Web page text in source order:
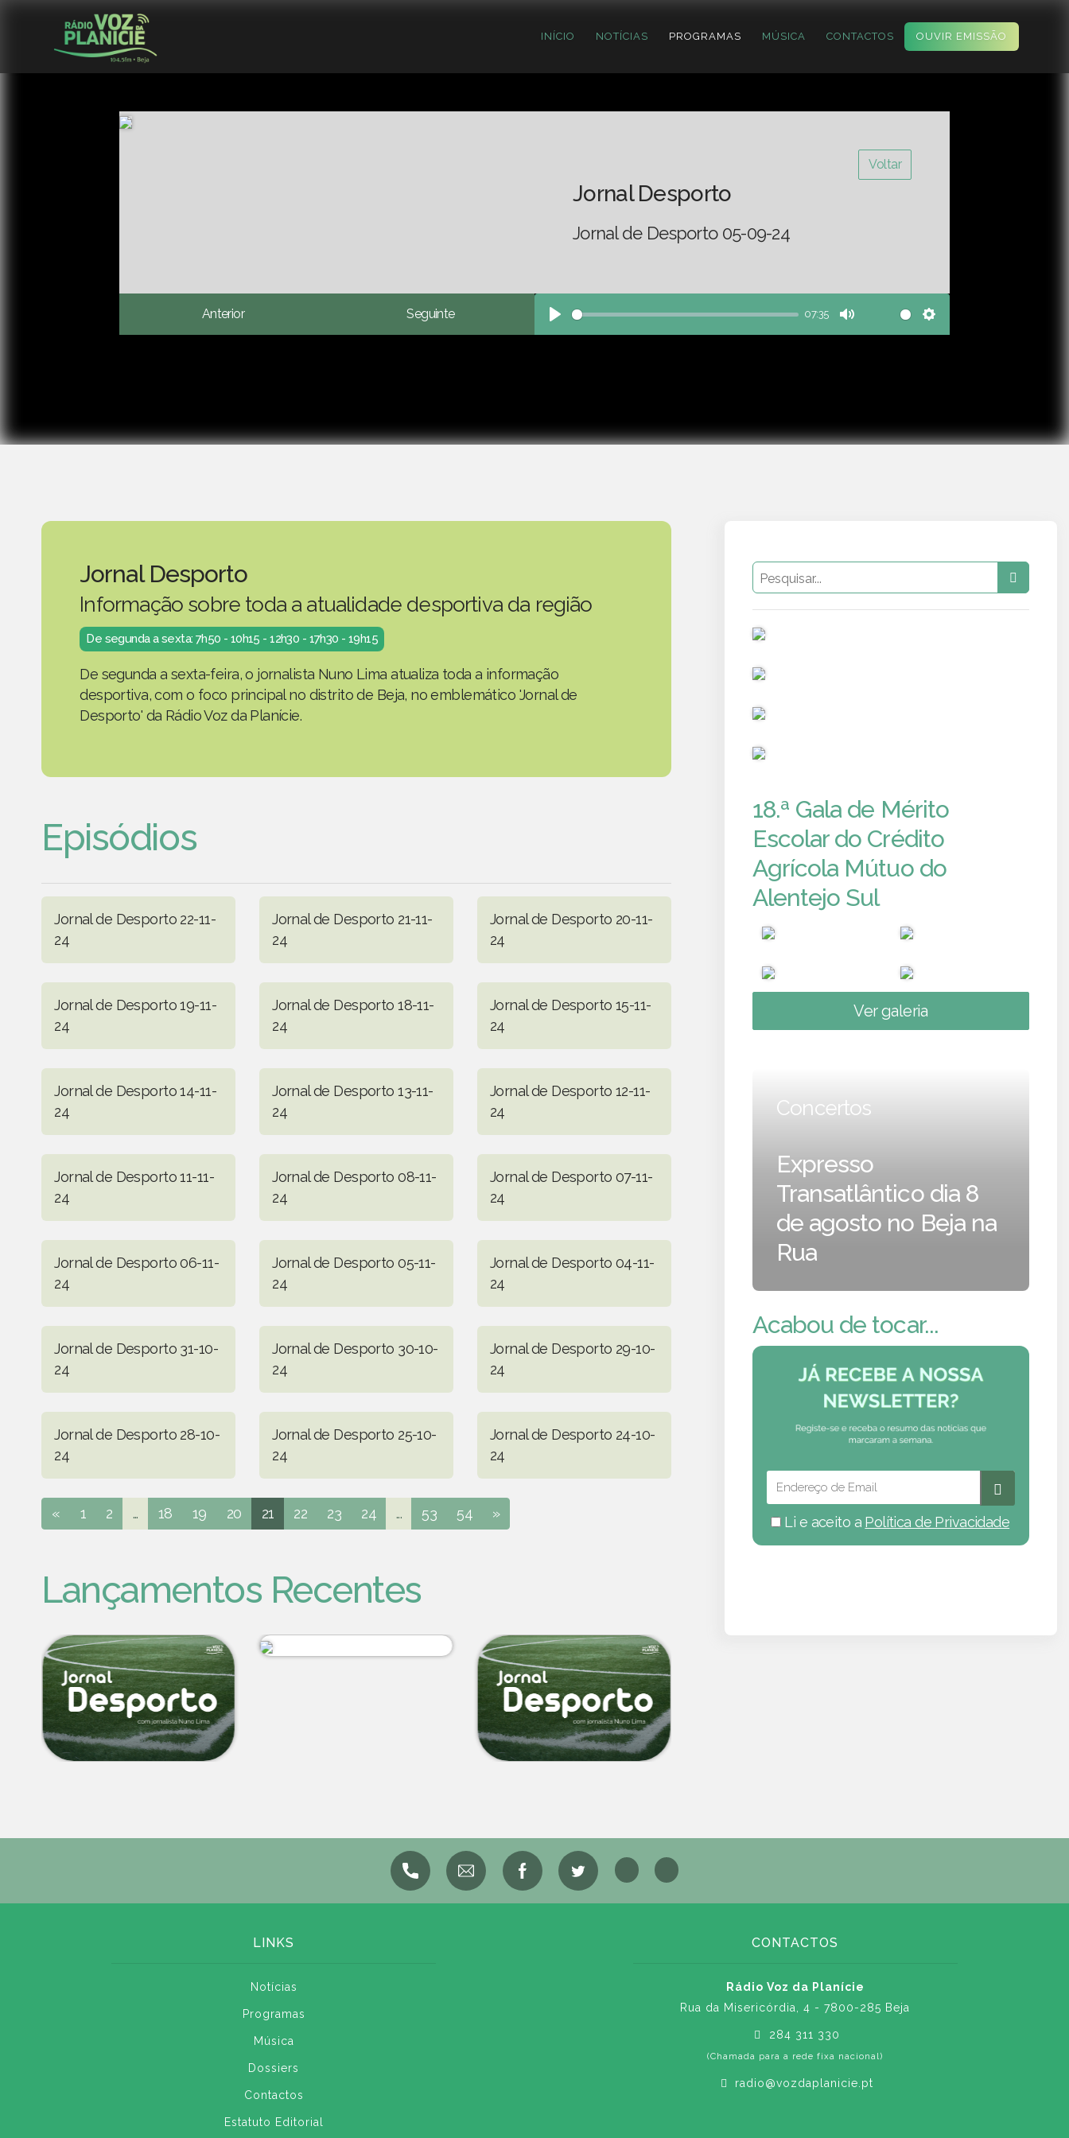
INÍCIO NOTÍCIAS PROGRAMAS MÚSICA CONTACTOS OUVIR EMISSÃO
Voltar
Jornal Desporto
Jornal de Desporto 05-09-24
Anterior Seguinte
Play
07:35
Mute Settings
Jornal Desporto
Informação sobre toda a atualidade desportiva da região
De segunda a sexta: 7h50 - 10h15 - 12h30 - 17h30 - 19h15
De segunda a sexta-feira, o jornalista Nuno Lima atualiza toda a informação
desportiva, com o foco principal no distrito de Beja, no emblemático 'Jornal de
Desporto' da Rádio Voz da Planície.
Episódios
Jornal de Desporto 22-11-
24
Jornal de Desporto 21-11-
24
Jornal de Desporto 20-11-
24
Jornal de Desporto 19-11-
24
Jornal de Desporto 18-11-
24
Jornal de Desporto 15-11-
24
Jornal de Desporto 14-11-
24
Jornal de Desporto 13-11-
24
Jornal de Desporto 12-11-
24
Jornal de Desporto 11-11-
24
Jornal de Desporto 08-11-
24
Jornal de Desporto 07-11-
24
Jornal de Desporto 06-11-
24
Jornal de Desporto 05-11-
24
Jornal de Desporto 04-11-
24
Jornal de Desporto 31-10-
24
Jornal de Desporto 30-10-
24
Jornal de Desporto 29-10-
24
Jornal de Desporto 28-10-
24
Jornal de Desporto 25-10-
24
Jornal de Desporto 24-10-
24
« 1 2 ... 18 19 20 21 22 23 24 ... 53 54 »
Lançamentos Recentes
18.ª Gala de Mérito
Escolar do Crédito
Agrícola Mútuo do
Alentejo Sul
Ver galeria
Concertos
Expresso
Transatlântico dia 8
de agosto no Beja na
Rua
Acabou de tocar...
Li e aceito a Política de Privacidade
LINKS
Notícias
Programas
Música
Dossiers
Contactos
Estatuto Editorial
CONTACTOS
Rádio Voz da Planície
Rua da Misericórdia, 4 - 7800-285 Beja
284 311 330
(Chamada para a rede fixa nacional)
radio@vozdaplanicie.pt